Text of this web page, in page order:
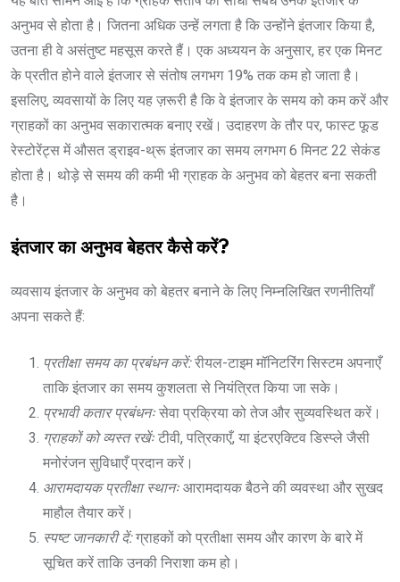
अनुभव से होता है। जितना अधिक उन्हें लगता है कि उन्होंने इंतजार किया है,
उतना ही वे असंतुष्ट महसूस करते हैं। एक अध्ययन के अनुसार, हर एक मिनट
के प्रतीत होने वाले इंतजार से संतोष लगभग 19% तक कम हो जाता है।
इसलिए, व्यवसायों के लिए यह ज़रूरी है कि वे इंतजार के समय को कम करें और
ग्राहकों का अनुभव सकारात्मक बनाए रखें। उदाहरण के तौर पर, फास्ट फूड
रेस्टोरेंट्स में औसत ड्राइव-थ्रू इंतजार का समय लगभग 6 मिनट 22 सेकंड
होता है। थोड़े से समय की कमी भी ग्राहक के अनुभव को बेहतर बना सकती
है।
इंतजार का अनुभव बेहतर कैसे करें?
व्यवसाय इंतजार के अनुभव को बेहतर बनाने के लिए निम्नलिखित रणनीतियाँ
अपना सकते हैं:
प्रतीक्षा समय का प्रबंधन करें:रीयल-टाइम मॉनिटरिंग सिस्टम अपनाएँ
ताकि इंतजार का समय कुशलता से नियंत्रित किया जा सके।
प्रभावी कतार प्रबंधनः सेवा प्रक्रिया को तेज और सुव्यवस्थित करें।
ग्राहकों को व्यस्त रखेंः टीवी, पत्रिकाएँ, या इंटरएक्टिव डिस्प्ले जैसी
मनोरंजन सुविधाएँ प्रदान करें।
आरामदायक प्रतीक्षा स्थानः आरामदायक बैठने की व्यवस्था और सुखद
माहौल तैयार करें।
स्पष्ट जानकारी दें:ग्राहकों को प्रतीक्षा समय और कारण के बारे में
सूचित करें ताकि उनकी निराशा कम हो।